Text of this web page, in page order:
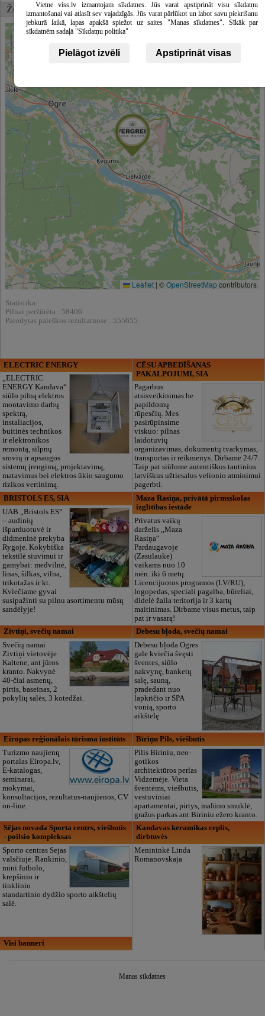
Žemėlapis
Leaflet | ©OpenStreetMapcontributors
Statistika:
Pilnai peržūrėta : 58406
Parodytas paieškos rezultatuose : 555655
ELECTRIC ENERGY
„ELECTRIC
ENERGY Kandava“
siūlo pilną elektros
montavimo darbų
spektrą,
instaliacijos,
buitinės technikos
ir elektronikos
remontą, silpnų
srovių ir apsaugos
sistemų įrengimą, projektavimą,
matavimus bei elektros ūkio saugumo
rizikos vertinimą.
CĒSU APBEDĪŠANAS
PAKALPOJUMI, SIA
Pagarbus
atsisveikinimas be
papildomų
rūpesčių. Mes
pasirūpinsime
viskuo: pilnas
laidotuvių
organizavimas, dokumentų tvarkymas,
transportas ir reikmenys. Dirbame 24/7.
Taip pat siūlome autentiškus tautinius
latviškus užtiesalus velionio atminimui
pagerbti.
BRISTOLS ES, SIA
UAB „Bristols ES“
– audinių
išparduotuvė ir
didmeninė prekyba
Rygoje. Kokybiška
tekstilė siuvimui ir
gamybai: medvilnė,
linas, šilkas, vilna,
trikotažas ir kt.
Kviečiame gyvai
susipažinti su pilnu asortimentu mūsų
sandėlyje!
Maza Rasiņa, privātā pirmsskolas
izglītības iestāde
Privatus vaikų
darželis „Maza
Rasiņa“
Pardaugavoje
(Zasulauke)
vaikams nuo 10
mėn. iki 6 metų.
Licencijuotos programos (LV/RU),
logopedas, speciali pagalba, būreliai,
didelė žalia teritorija ir 3 kartų
maitinimas. Dirbame visus metus, taip
pat ir vasarą!
Zivtiņi, svečių namai
Svečių namai
Zivtiņi vietovėje
Kaltene, ant jūros
kranto. Nakvynė
40-čiai asmenų,
pirtis, baseinas, 2
pokylių salės, 3 kotedžai.
Debesu bļoda, svečių namai
Debesu bļoda Ogres
gale kviečia švęsti
šventes, siūlo
nakvynę, banketų
salę, sauną,
pradedant nuo
lapkričio ir SPA
vonią, sporto
aikštelę
Eiropas reģionālais tūrisma institūts
Turizmo naujienų
portalas Eiropa.lv,
E-katalogas,
seminarai,
mokymai,
konsultacijos, rezultatus-naujienos, CV
on-line.
Bīriņu Pils, viešbutis
Pilis Biriniu, neo-
gotikos
architektūros perlas
Vidzemėje. Vieta
šventėms, viešbutis,
vestuviniai
apartamentai, pirtys, malūno smuklė,
gražus parkas ant Biriniu ežero kranto.
Sējas novada Sporta centrs, viešbutis
- poilsio kompleksas
Sporto centras Sejas
valsčiuje. Rankinio,
mini futbolo,
krepšinio ir
tinklinio
standartinio dydžio sporto aikštelių
salė.
Kandavas keramikas ceplis,
dirbtuvės
Menininkė Linda
Romanovskaja
Visi banneri
Vietne viss.lv izmantojam sīkdatnes. Jūs varat apstiprināt visu sīkdatņu
izmantošanai vai atlasīt sev vajadzīgās. Jūs varat pārlūkot un labot savu piekrišanu
jebkurā laikā, lapas apakšā spiežot uz saites "Manas sīkdatnes". Sīkāk par
sīkdatnēm sadaļā "Sīkdatņu politika"
Pielāgot izvēli Apstiprināt visas
Manas sīkdatnes